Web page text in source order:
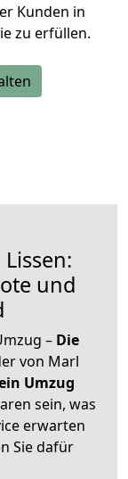
Kunden in
zu erfüllen.
und
– Die
von Marl
Umzug
sein, was
erwarten
Sie dafür